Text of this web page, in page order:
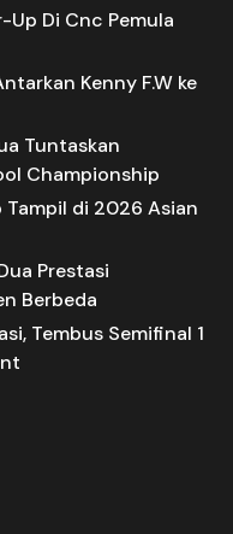
Up Di Cnc Pemula
Kenny F.W ke
Tuntaskan
Championship
Tampil di 2026 Asian
Prestasi
Berbeda
Tembus Semifinal 1